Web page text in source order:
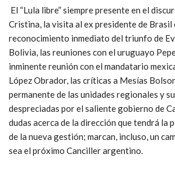
El “Lula libre” siempre presente en el
Cristina, la visita al ex presidente de Brasil
reconocimiento inmediato del triunfo de
Bolivia, las reuniones con el uruguayo
inminente reunión con el mandatario
López Obrador, las críticas a Mesías
permanente de las unidades regionales y
despreciadas por el saliente gobierno de
dudas acerca de la dirección que tendrá la
de la nueva gestión; marcan, incluso, un
sea el próximo Canciller argentino.